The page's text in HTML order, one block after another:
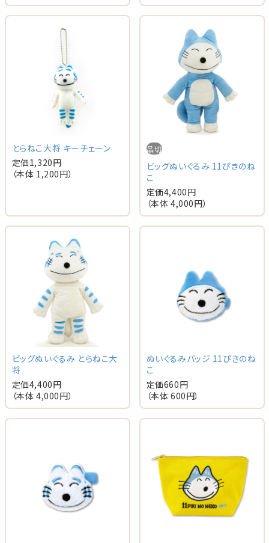
とらねこ大将 キーチェーン
定価1,320円
（本体 1,200円）
品切
ビッグぬいぐるみ 11ぴきのね
こ
定価4,400円
（本体 4,000円）
ビッグぬいぐるみ とらねこ大
将
定価4,400円
（本体 4,000円）
ぬいぐるみバッジ 11ぴきのね
こ
定価660円
（本体 600円）